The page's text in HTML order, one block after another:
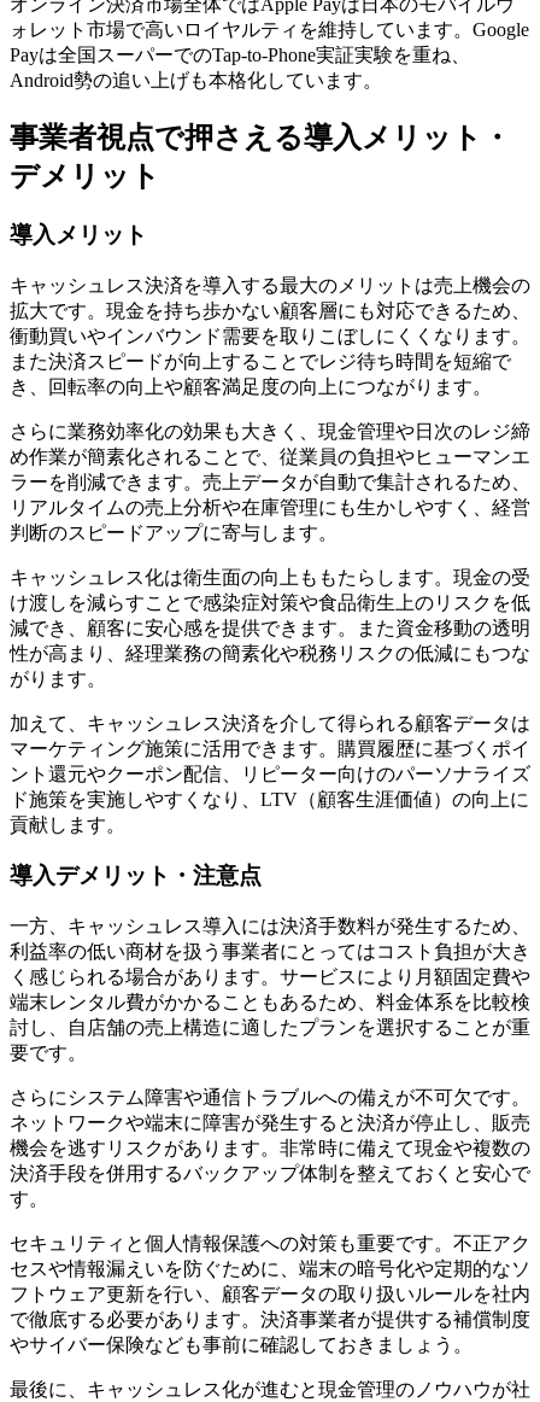
オンライン決済市場全体ではApple Payは日本のモバイルウ
ォレット市場で高いロイヤルティを維持しています。Google
Payは全国スーパーでのTap-to-Phone実証実験を重ね、
Android勢の追い上げも本格化しています。
事業者視点で押さえる導入メリット・
デメリット
導入メリット
キャッシュレス決済を導入する最大のメリットは売上機会の
拡大です。現金を持ち歩かない顧客層にも対応できるため、
衝動買いやインバウンド需要を取りこぼしにくくなります。
また決済スピードが向上することでレジ待ち時間を短縮で
き、回転率の向上や顧客満足度の向上につながります。
さらに業務効率化の効果も大きく、現金管理や日次のレジ締
め作業が簡素化されることで、従業員の負担やヒューマンエ
ラーを削減できます。売上データが自動で集計されるため、
リアルタイムの売上分析や在庫管理にも生かしやすく、経営
判断のスピードアップに寄与します。
キャッシュレス化は衛生面の向上ももたらします。現金の受
け渡しを減らすことで感染症対策や食品衛生上のリスクを低
減でき、顧客に安心感を提供できます。また資金移動の透明
性が高まり、経理業務の簡素化や税務リスクの低減にもつな
がります。
加えて、キャッシュレス決済を介して得られる顧客データは
マーケティング施策に活用できます。購買履歴に基づくポイ
ント還元やクーポン配信、リピーター向けのパーソナライズ
ド施策を実施しやすくなり、LTV（顧客生涯価値）の向上に
貢献します。
導入デメリット・注意点
一方、キャッシュレス導入には決済手数料が発生するため、
利益率の低い商材を扱う事業者にとってはコスト負担が大き
く感じられる場合があります。サービスにより月額固定費や
端末レンタル費がかかることもあるため、料金体系を比較検
討し、自店舗の売上構造に適したプランを選択することが重
要です。
さらにシステム障害や通信トラブルへの備えが不可欠です。
ネットワークや端末に障害が発生すると決済が停止し、販売
機会を逃すリスクがあります。非常時に備えて現金や複数の
決済手段を併用するバックアップ体制を整えておくと安心で
す。
セキュリティと個人情報保護への対策も重要です。不正アク
セスや情報漏えいを防ぐために、端末の暗号化や定期的なソ
フトウェア更新を行い、顧客データの取り扱いルールを社内
で徹底する必要があります。決済事業者が提供する補償制度
やサイバー保険なども事前に確認しておきましょう。
最後に、キャッシュレス化が進むと現金管理のノウハウが社